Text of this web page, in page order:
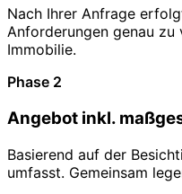
Nach Ihrer Anfrage
Anforderungen genau
Immobilie.
Phase 2
Angebot inkl.
Basierend auf der
umfasst. Gemeinsam